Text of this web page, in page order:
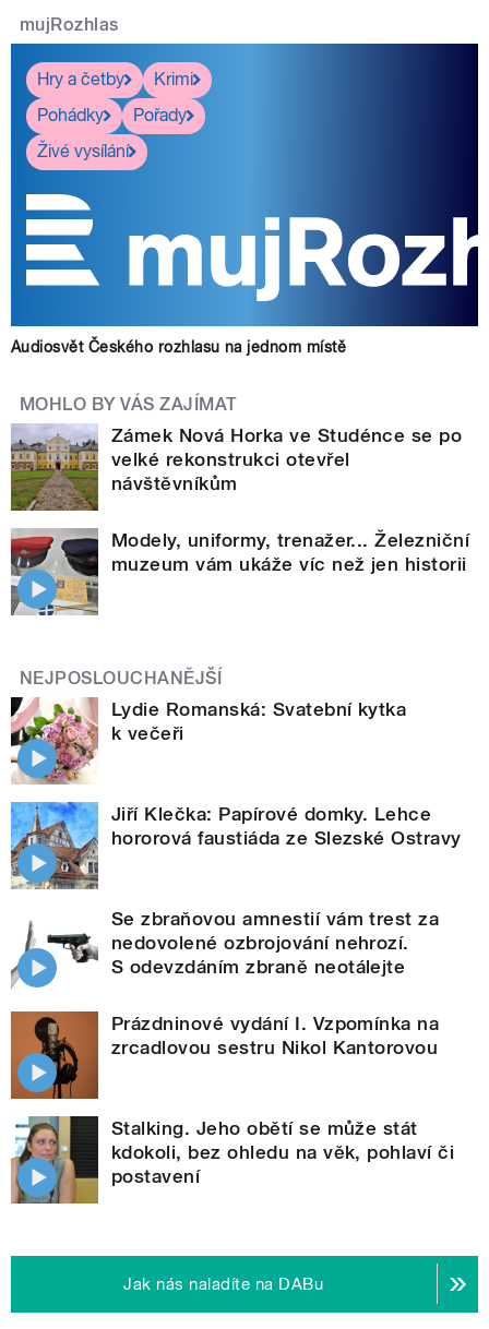
mujRozhlas
Hry a četby
Krimi
Pohádky
Pořady
Živé vysílání
Audiosvět Českého rozhlasu na jednom místě
MOHLO BY VÁS ZAJÍMAT
Zámek Nová Horka ve Studénce se po
velké rekonstrukci otevřel
návštěvníkům
Modely, uniformy, trenažer... Železniční
muzeum vám ukáže víc než jen historii
NEJPOSLOUCHANĚJŠÍ
Lydie Romanská: Svatební kytka
k večeři
Jiří Klečka: Papírové domky. Lehce
hororová faustiáda ze Slezské Ostravy
Se zbraňovou amnestií vám trest za
nedovolené ozbrojování nehrozí.
S odevzdáním zbraně neotálejte
Prázdninové vydání I. Vzpomínka na
zrcadlovou sestru Nikol Kantorovou
Stalking. Jeho obětí se může stát
kdokoli, bez ohledu na věk, pohlaví či
postavení
Jak nás naladíte na DABu